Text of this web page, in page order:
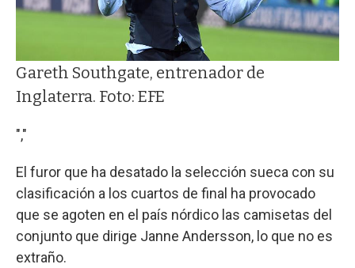
Gareth Southgate, entrenador de
Inglaterra. Foto: EFE
","
El furor que ha desatado la selección sueca con su
clasificación a los cuartos de final ha provocado
que se agoten en el país nórdico las camisetas del
conjunto que dirige Janne Andersson, lo que no es
extraño.